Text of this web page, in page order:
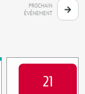
PROCHAIN
ÉVÉNEMENT
21